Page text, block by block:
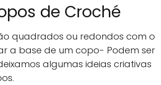
de Croché
quadrados ou redondos com o
a base de um copo- Podem ser
algumas ideias criativas